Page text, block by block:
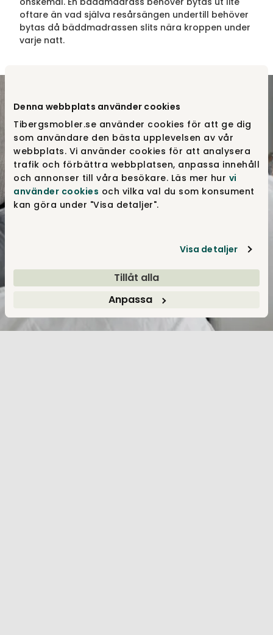
Denna webbplats använder cookies
Tibergsmobler.se använder cookies för att ge dig
som användare den bästa upplevelsen av vår
webbplats. Vi använder cookies för att analysera
trafik och förbättra webbplatsen, anpassa innehåll
och annonser till våra besökare. Läs mer hur vi
använder cookies och vilka val du som konsument
kan göra under "Visa detaljer".
Visa detaljer
Tillåt alla
Anpassa
oftare än vad själva resårsängen undertill behöver
bytas då bäddmadrassen slits nära kroppen under
varje natt.